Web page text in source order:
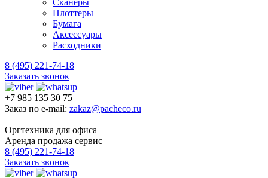
Сканеры
Плоттеры
Бумага
Аксессуары
Расходники
8 (495) 221-74-18
Заказать звонок
+7 985 135 30 75
Заказ по e-mail: zakaz@pacheco.ru
Оргтехника для офиса
Аренда продажа сервис
8 (495) 221-74-18
Заказать звонок